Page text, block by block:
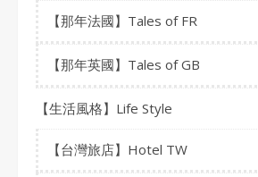
【那年法國】Tales of FR
【那年英國】Tales of GB
【生活風格】Life Style
【台灣旅店】Hotel TW